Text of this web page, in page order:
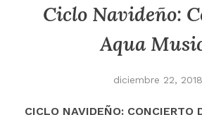
Ciclo Navideño:
Aqua
diciembre 22, 2018
CICLO NAVIDEÑO: CONCIERTO